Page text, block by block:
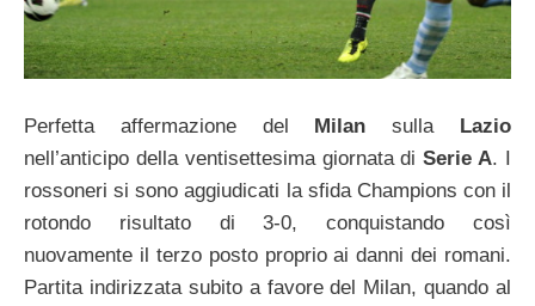
Perfetta affermazione del Milan sulla Lazio
nell’anticipo della ventisettesima giornata diSerie A. I
rossoneri si sono aggiudicati la sfida Champions con il
rotondo risultato di 3-0, conquistando così
nuovamente il terzo posto proprio ai danni dei romani.
Partita indirizzata subito a favore del Milan, quando al